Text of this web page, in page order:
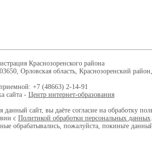
Краснозоренского района
Орловская область, Краснозоренский
+7 (48663) 2-14-91
сайта - Центр интернет-образования
данный сайт, вы даёте согласие на обработку
с Политикой обработки персональных данных
обрабатывались, пожалуйста, покиньте